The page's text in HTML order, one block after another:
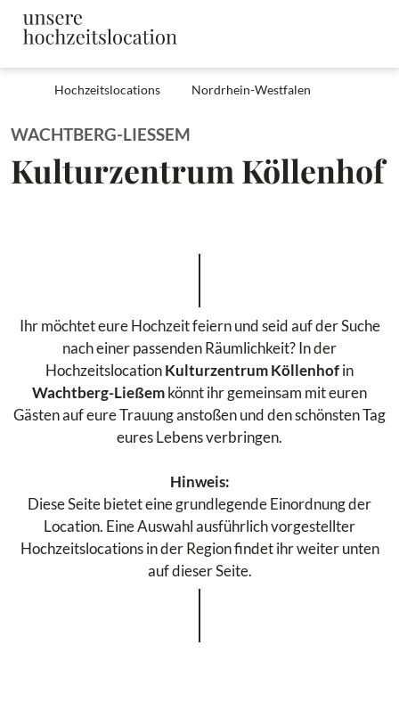
Hochzeitslocations Nordrhein-Westfalen
WACHTBERG-LIESSEM
Kulturzentrum Köllenhof
Ihr möchtet eure Hochzeit feiern und seid auf der Suche
nach einer passenden Räumlichkeit? In der
HochzeitslocationKulturzentrum Köllenhofin
Wachtberg-Ließemkönnt ihr gemeinsam mit euren
Gästen auf eure Trauung anstoßen und den schönsten Tag
eures Lebens verbringen.
Hinweis:
Diese Seite bietet eine grundlegende Einordnung der
Location. Eine Auswahl ausführlich vorgestellter
Hochzeitslocations in der Region findet ihr weiter unten
auf dieser Seite.